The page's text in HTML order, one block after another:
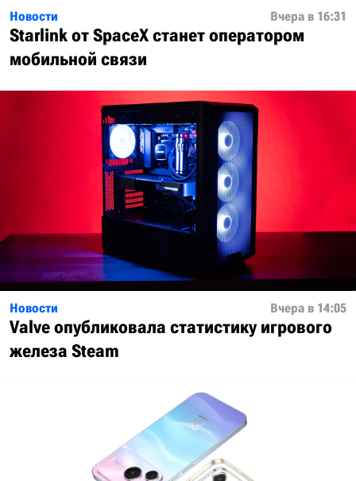
Новости Вчера в 16:31
Starlink от SpaceX станет оператором
мобильной связи
Новости Вчера в 14:05
Valve опубликовала статистику игрового
железа Steam